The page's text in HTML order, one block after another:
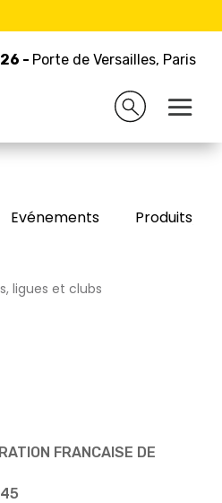
- Porte de Versailles, Paris
- Porte de Versailles, Paris
DE
Evénements Produits/
ligues et clubs
FRANCAISE DE